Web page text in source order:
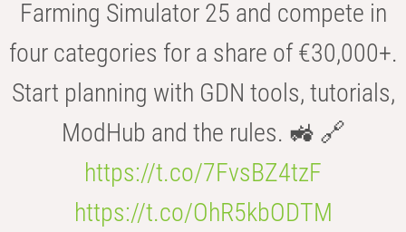
Farming Simulator 25 and compete in
four categories for a share of €30,000+.
Start planning with GDN tools, tutorials,
ModHub and the rules. 🚜 🔗
https://t.co/7FvsBZ4tzF
https://t.co/OhR5kbODTM